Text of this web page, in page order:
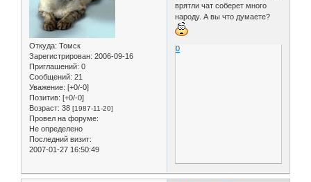
Откуда: Томск
Зарегистрирован: 2006-09-16
Приглашений: 0
Сообщений: 21
Уважение: [+0/-0]
Позитив: [+0/-0]
Возраст: 38 [1987-11-20]
Провел на форуме:
Не определено
Последний визит:
2007-01-27 16:50:49
врятли чат соберет много
народу. А вы что думаете?
0